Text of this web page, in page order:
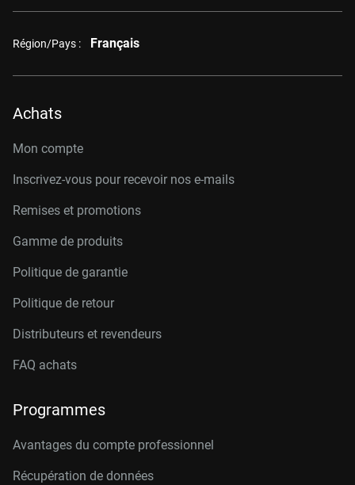
Région/Pays : Français
Achats
Mon compte
Inscrivez-vous pour recevoir nos e-mails
Remises et promotions
Gamme de produits
Politique de garantie
Politique de retour
Distributeurs et revendeurs
FAQ achats
Programmes
Avantages du compte professionnel
Récupération de données